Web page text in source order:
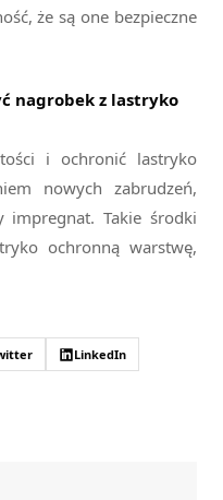
że są one bezpieczne
nagrobek z lastryko
i ochronić lastryko
nowych zabrudzeń,
impregnat. Takie środki
ochronną warstwę,
LinkedIn